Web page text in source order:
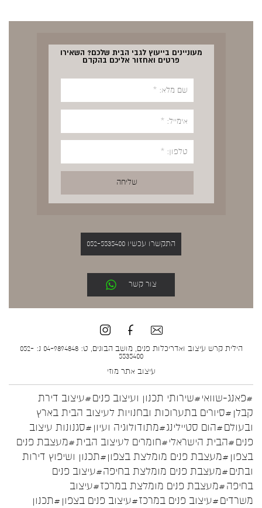
מעוניינים בייעוץ לגבי הבית שלכם? השאירו
פרטים ואחזור אליכם בהקדם
התקשרו עכשיו 052-5535400
צור קשר
הילית קרש עיצוב ואדריכלות פנים, מושב הבונים, ט: 04-9894848 נ: 052-
5535400
עיצוב אתר מוזי
#פאנג-שוואי#שירותי תכנון ועיצוב פנים#עיצוב דירת
קבלן #סיורים בתערוכות ובחנויות לעיצוב הבית בארץ
ובעולם#הום סטיילינג#מתודולוגיה ועיון #סגנונות עיצוב
פנים#הבית הישראלי#חומרים לעיצוב הבית#מעצבת פנים
בצפון #מעצבת פנים מומלצת בצפון#תכנון ושיפוץ דירות
ובתים#מעצבת פנים מומלצת בחיפה#עיצוב פנים
בחיפה#מעצבת פנים מומלצת במרכז#עיצוב
משרדים#עיצוב פנים במרכז#עיצוב פנים בצפון #תכנון